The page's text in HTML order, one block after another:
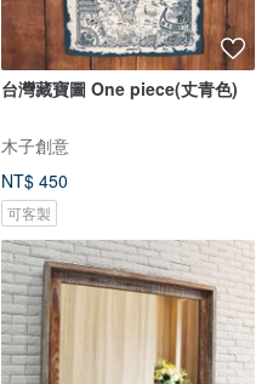
台灣藏寶圖 One piece(丈青色)
木子創意
NT$ 450
可客製